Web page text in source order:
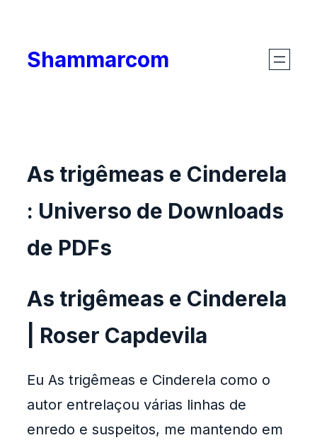
content
Shammarcom
As trigêmeas e Cinderela
: Universo de Downloads
de PDFs
As trigêmeas e Cinderela
| Roser Capdevila
Eu As trigêmeas e Cinderela como o
autor entrelaçou várias linhas de
enredo e suspeitos, me mantendo em